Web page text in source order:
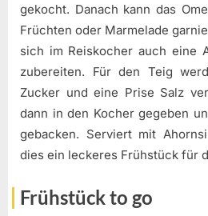
gekocht. Danach kann das
Früchten oder Marmelade
sich im Reiskocher auch eine
zubereiten. Für den Teig
Zucker und eine Prise Salz
dann in den Kocher gegeben
gebacken. Serviert mit
dies ein leckeres Frühstück für
Frühstück to go